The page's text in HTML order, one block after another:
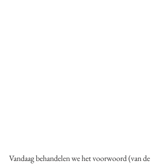
Vandaag behandelen we het voorwoord (van de